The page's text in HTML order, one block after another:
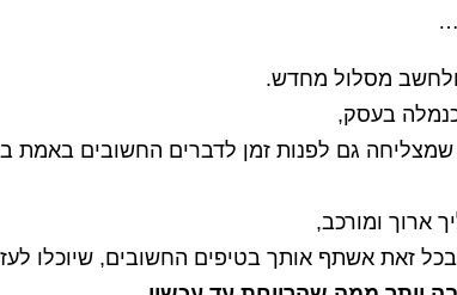
מסלול מחדש.
בעסק,
שמצליחה גם לפנות זמן לדברים החשובים באמת
ארוך ומורכב,
זאת אשתף אותך בטיפים החשובים, שיוכלו